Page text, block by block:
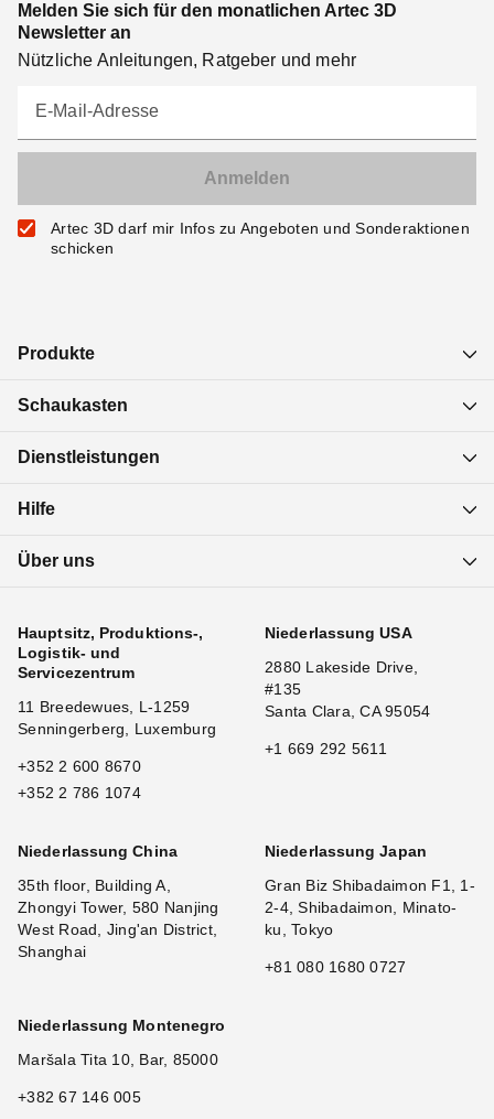
Melden Sie sich für den monatlichen Artec 3D
Newsletter an
Nützliche Anleitungen, Ratgeber und mehr
E-Mail-Adresse
Artec 3D darf mir Infos zu Angeboten und Sonderaktionen
schicken
Produkte
Schaukasten
Dienstleistungen
Hilfe
Über uns
Hauptsitz, Produktions-,
Logistik- und
Servicezentrum
11 Breedewues, L-1259
Senningerberg, Luxemburg
+352 2 600 8670
+352 2 786 1074
Niederlassung USA
2880 Lakeside Drive,
#135
Santa Clara, CA 95054
+1 669 292 5611
Niederlassung China
35th floor, Building A,
Zhongyi Tower, 580 Nanjing
West Road, Jing'an District,
Shanghai
Niederlassung Japan
Gran Biz Shibadaimon F1, 1-
2-4, Shibadaimon, Minato-
ku, Tokyo
+81 080 1680 0727
Niederlassung Montenegro
Maršala Tita 10, Bar, 85000
+382 67 146 005